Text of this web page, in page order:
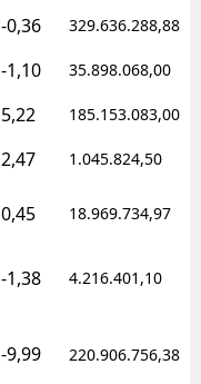
-0,36 329.636.288,88
-1,10 35.898.068,00
5,22 185.153.083,00
2,47 1.045.824,50
0,45 18.969.734,97
-1,38 4.216.401,10
-9,99 220.906.756,38